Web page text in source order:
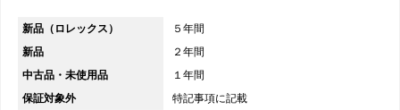
新品（ロレックス）
５年間
新品
２年間
中古品・未使用品
１年間
保証対象外
特記事項に記載